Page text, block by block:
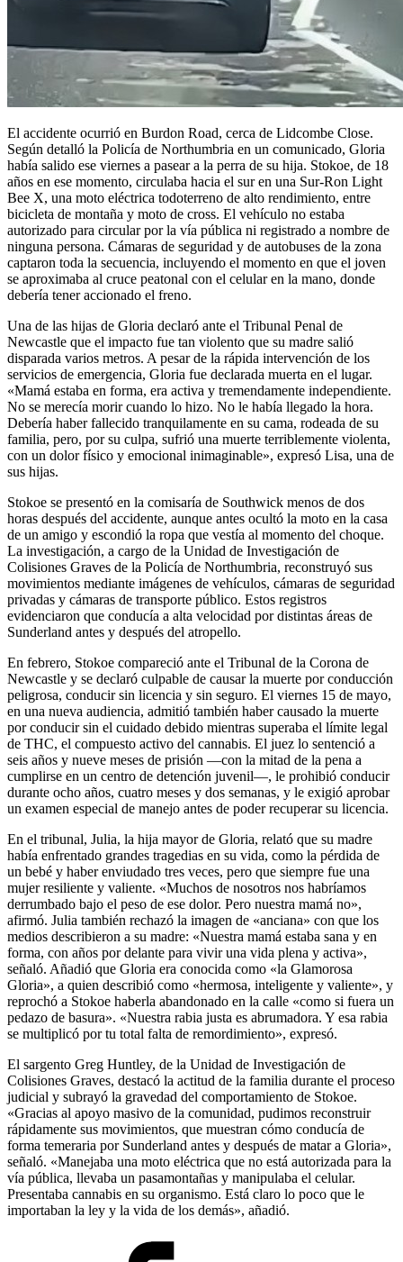
El accidente ocurrió en Burdon Road, cerca de Lidcombe Close.
Según detalló la Policía de Northumbria en un comunicado, Gloria
había salido ese viernes a pasear a la perra de su hija. Stokoe, de 18
años en ese momento, circulaba hacia el sur en una Sur-Ron Light
Bee X, una moto eléctrica todoterreno de alto rendimiento, entre
bicicleta de montaña y moto de cross. El vehículo no estaba
autorizado para circular por la vía pública ni registrado a nombre de
ninguna persona. Cámaras de seguridad y de autobuses de la zona
captaron toda la secuencia, incluyendo el momento en que el joven
se aproximaba al cruce peatonal con el celular en la mano, donde
debería tener accionado el freno.
Una de las hijas de Gloria declaró ante el Tribunal Penal de
Newcastle que el impacto fue tan violento que su madre salió
disparada varios metros. A pesar de la rápida intervención de los
servicios de emergencia, Gloria fue declarada muerta en el lugar.
«Mamá estaba en forma, era activa y tremendamente independiente.
No se merecía morir cuando lo hizo. No le había llegado la hora.
Debería haber fallecido tranquilamente en su cama, rodeada de su
familia, pero, por su culpa, sufrió una muerte terriblemente violenta,
con un dolor físico y emocional inimaginable», expresó Lisa, una de
sus hijas.
Stokoe se presentó en la comisaría de Southwick menos de dos
horas después del accidente, aunque antes ocultó la moto en la casa
de un amigo y escondió la ropa que vestía al momento del choque.
La investigación, a cargo de la Unidad de Investigación de
Colisiones Graves de la Policía de Northumbria, reconstruyó sus
movimientos mediante imágenes de vehículos, cámaras de seguridad
privadas y cámaras de transporte público. Estos registros
evidenciaron que conducía a alta velocidad por distintas áreas de
Sunderland antes y después del atropello.
En febrero, Stokoe compareció ante el Tribunal de la Corona de
Newcastle y se declaró culpable de causar la muerte por conducción
peligrosa, conducir sin licencia y sin seguro. El viernes 15 de mayo,
en una nueva audiencia, admitió también haber causado la muerte
por conducir sin el cuidado debido mientras superaba el límite legal
de THC, el compuesto activo del cannabis. El juez lo sentenció a
seis años y nueve meses de prisión —con la mitad de la pena a
cumplirse en un centro de detención juvenil—, le prohibió conducir
durante ocho años, cuatro meses y dos semanas, y le exigió aprobar
un examen especial de manejo antes de poder recuperar su licencia.
En el tribunal, Julia, la hija mayor de Gloria, relató que su madre
había enfrentado grandes tragedias en su vida, como la pérdida de
un bebé y haber enviudado tres veces, pero que siempre fue una
mujer resiliente y valiente. «Muchos de nosotros nos habríamos
derrumbado bajo el peso de ese dolor. Pero nuestra mamá no»,
afirmó. Julia también rechazó la imagen de «anciana» con que los
medios describieron a su madre: «Nuestra mamá estaba sana y en
forma, con años por delante para vivir una vida plena y activa»,
señaló. Añadió que Gloria era conocida como «la Glamorosa
Gloria», a quien describió como «hermosa, inteligente y valiente», y
reprochó a Stokoe haberla abandonado en la calle «como si fuera un
pedazo de basura». «Nuestra rabia justa es abrumadora. Y esa rabia
se multiplicó por tu total falta de remordimiento», expresó.
El sargento Greg Huntley, de la Unidad de Investigación de
Colisiones Graves, destacó la actitud de la familia durante el proceso
judicial y subrayó la gravedad del comportamiento de Stokoe.
«Gracias al apoyo masivo de la comunidad, pudimos reconstruir
rápidamente sus movimientos, que muestran cómo conducía de
forma temeraria por Sunderland antes y después de matar a Gloria»,
señaló. «Manejaba una moto eléctrica que no está autorizada para la
vía pública, llevaba un pasamontañas y manipulaba el celular.
Presentaba cannabis en su organismo. Está claro lo poco que le
importaban la ley y la vida de los demás», añadió.